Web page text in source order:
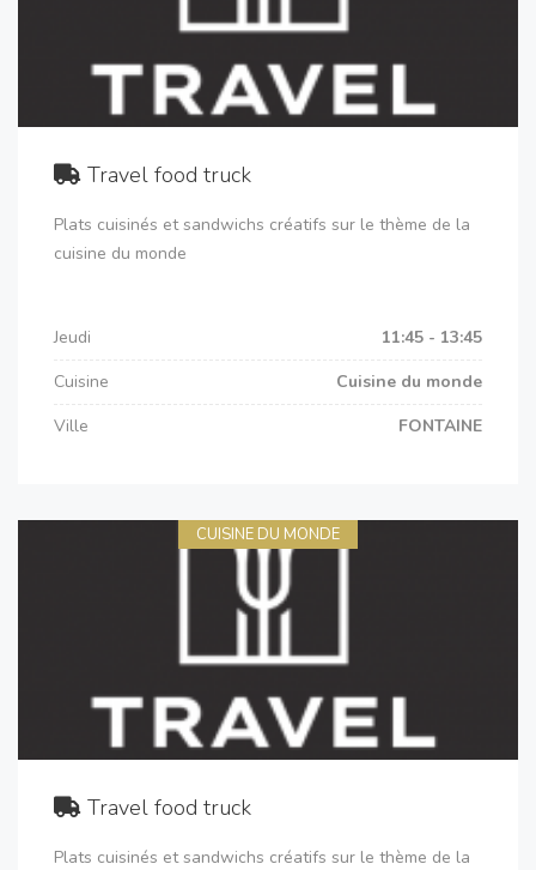
Travel food truck
Plats cuisinés et sandwichs créatifs sur le thème de la
cuisine du monde
Jeudi
11:45 - 13:45
Cuisine
Cuisine du monde
Ville
FONTAINE
CUISINE DU MONDE
Travel food truck
Plats cuisinés et sandwichs créatifs sur le thème de la